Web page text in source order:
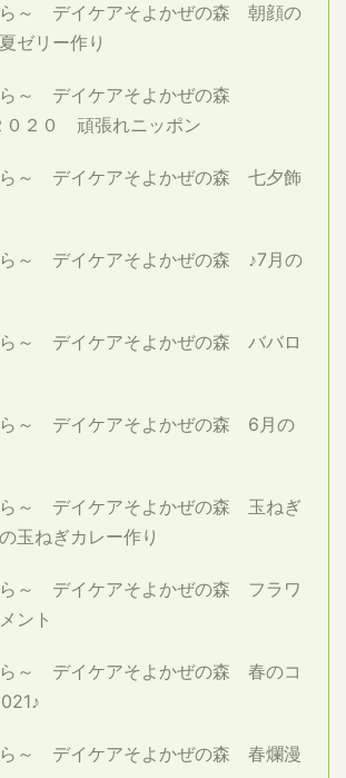
ら～ デイケアそよかぜの森 朝顔の
ゼリー作り
ら～ デイケアそよかぜの森
２０ 頑張れニッポン
ら～ デイケアそよかぜの森 七夕飾
ら～ デイケアそよかぜの森 ♪7月の
ら～ デイケアそよかぜの森 ババロ
ら～ デイケアそよかぜの森 6月の
ら～ デイケアそよかぜの森 玉ねぎ
玉ねぎカレー作り
ら～ デイケアそよかぜの森 フラワ
ント
ら～ デイケアそよかぜの森 春のコ
ら～ デイケアそよかぜの森 春爛漫